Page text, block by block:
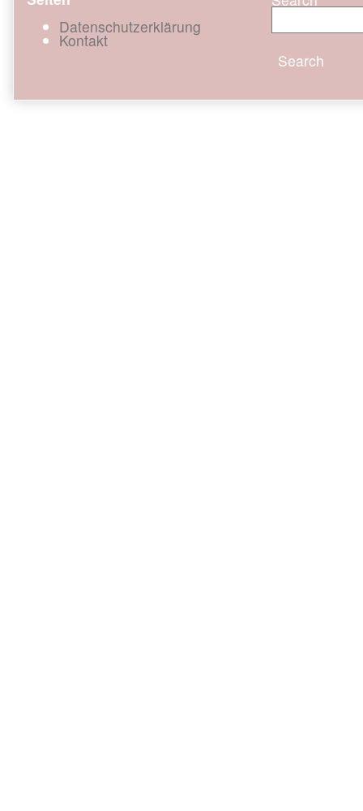
Datenschutzerklärung
Kontakt
Search